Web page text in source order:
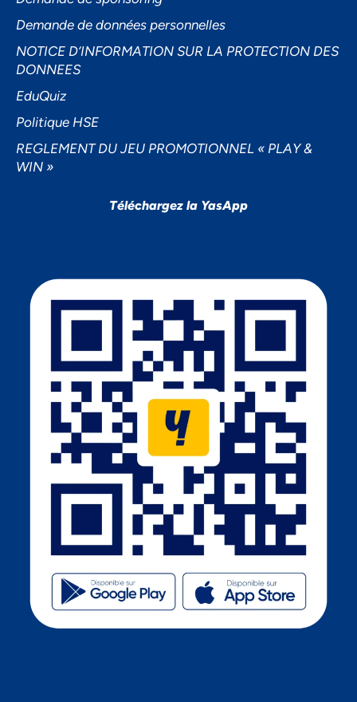
Demande de données personnelles
NOTICE D’INFORMATION SUR LA PROTECTION DES
DONNEES
EduQuiz
Politique HSE
REGLEMENT DU JEU PROMOTIONNEL « PLAY &
WIN »
Téléchargez la YasApp